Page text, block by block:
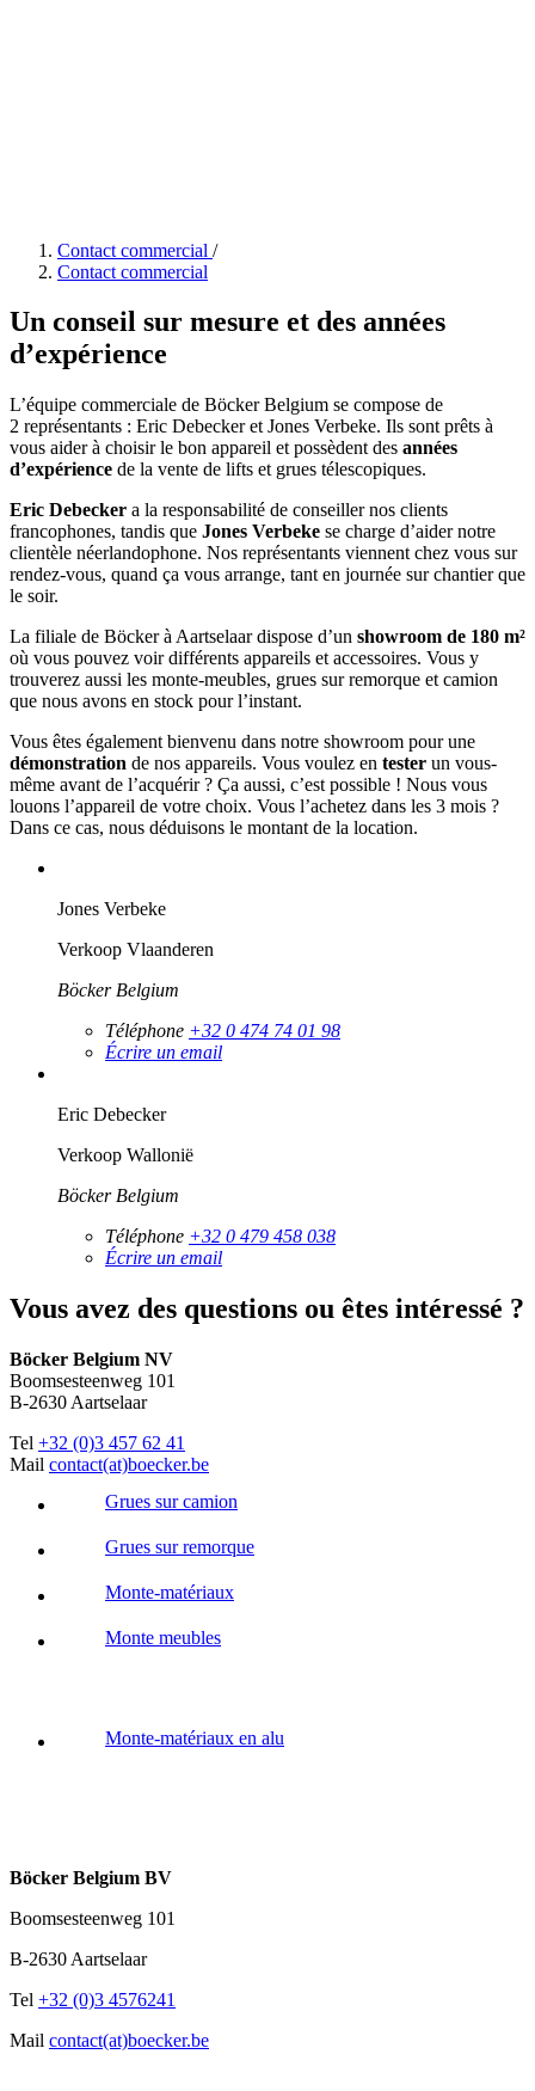
Contact commercial /
Contact commercial
Un conseil sur mesure et des années
d’expérience
L’équipe commerciale de Böcker Belgium se compose de
2 représentants : Eric Debecker et Jones Verbeke. Ils sont prêts à
vous aider à choisir le bon appareil et possèdent des années
d’expérience de la vente de lifts et grues télescopiques.
Eric Debecker a la responsabilité de conseiller nos clients
francophones, tandis que Jones Verbeke se charge d’aider notre
clientèle néerlandophone. Nos représentants viennent chez vous sur
rendez-vous, quand ça vous arrange, tant en journée sur chantier que
le soir.
La filiale de Böcker à Aartselaar dispose d’un showroom de 180 m²
où vous pouvez voir différents appareils et accessoires. Vous y
trouverez aussi les monte-meubles, grues sur remorque et camion
que nous avons en stock pour l’instant.
Vous êtes également bienvenu dans notre showroom pour une
démonstration de nos appareils. Vous voulez en tester un vous-
même avant de l’acquérir ? Ça aussi, c’est possible ! Nous vous
louons l’appareil de votre choix. Vous l’achetez dans les 3 mois ?
Dans ce cas, nous déduisons le montant de la location.
Jones Verbeke
Verkoop Vlaanderen
Böcker Belgium
Téléphone +32 0 474 74 01 98
Écrire un email
Eric Debecker
Verkoop Wallonië
Böcker Belgium
Téléphone +32 0 479 458 038
Écrire un email
Vous avez des questions ou êtes intéressé ?
Böcker Belgium NV
Boomsesteenweg 101
B-2630 Aartselaar
Tel +32 (0)3 457 62 41
Mail contact(at)boecker.be
Grues sur camion
Grues sur remorque
Monte-matériaux
Monte meubles
Monte-matériaux en alu
Böcker Belgium BV
Boomsesteenweg 101
B-2630 Aartselaar
Tel +32 (0)3 4576241
Mail contact(at)boecker.be